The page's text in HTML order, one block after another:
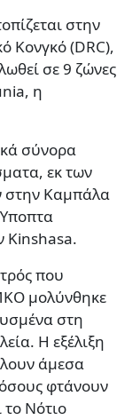
στην
Κονγκό (DRC),
σε 9 ζώνες
η
σύνορα
εκ των
στην Καμπάλα
Kinshasa.
που
μολύνθηκε
στη
Η εξέλιξη
άμεσα
όσους φτάνουν
Νότιο